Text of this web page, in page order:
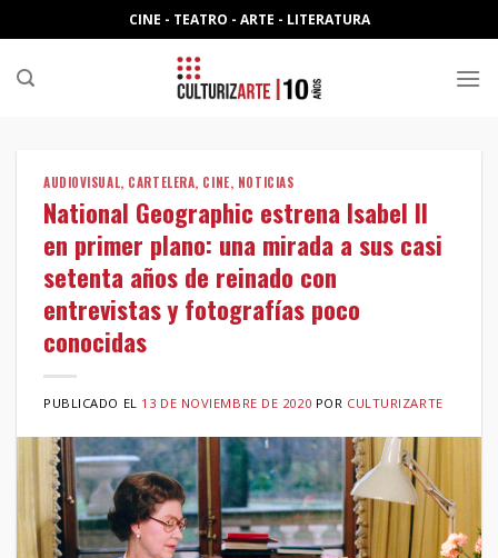
to
content
CINE - TEATRO - ARTE - LITERATURA
AUDIOVISUAL, CARTELERA, CINE, NOTICIAS
National Geographic estrena Isabel II
en primer plano: una mirada a sus casi
setenta años de reinado con
entrevistas y fotografías poco
conocidas
PUBLICADO EL 13 DE NOVIEMBRE DE 2020 POR CULTURIZARTE